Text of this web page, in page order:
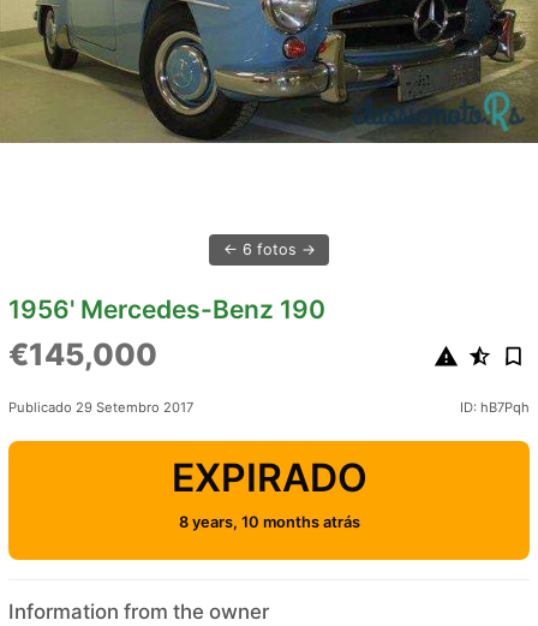
6 fotos
1956' Mercedes-Benz 190
€145,000
Publicado 29 Setembro 2017 ID: hB7Pqh
EXPIRADO
8 years, 10 months atrás
Information from the owner